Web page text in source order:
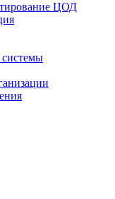
ЦОД
системы